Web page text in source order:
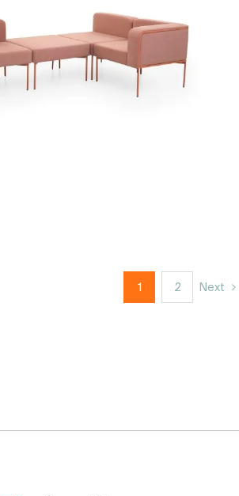
1 2 Next